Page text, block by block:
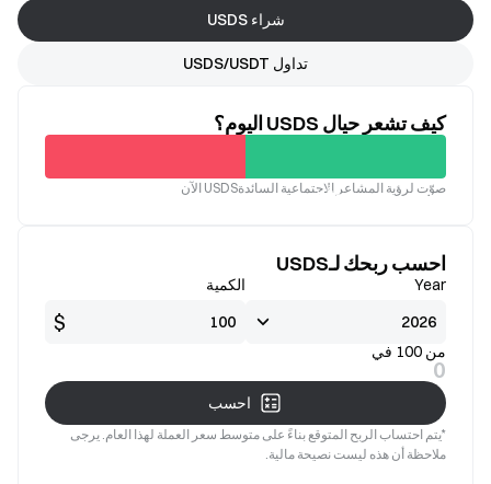
شراء USDS
تداول USDS/USDT
كيف تشعر حيال USDS اليوم؟
جيدة
غير
صوّت لرؤية المشاعر الاجتماعية السائدةUSDS الآن
احسب ربحك لـUSDS
Year الكمية
$
من 100 في
0
احسب
*يتم احتساب الربح المتوقع بناءً على متوسط سعر العملة لهذا العام. يرجى
ملاحظة أن هذه ليست نصيحة مالية.